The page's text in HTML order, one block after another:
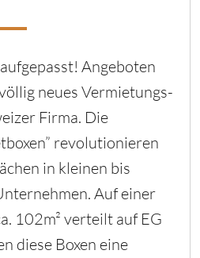
Angeboten
neues Vermietungs-
Firma. Die
revolutionieren
in kleinen bis
Auf einer
102m² verteilt auf EG
diese Boxen eine